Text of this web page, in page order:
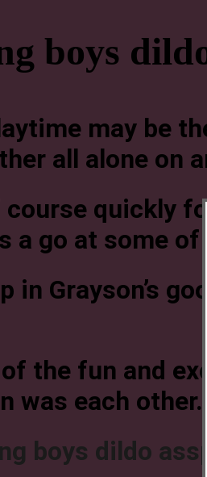
boys
may be
all alone on
course quickly
a go at some
in Grayson’s
of the fun and
was each other.
boys dildo